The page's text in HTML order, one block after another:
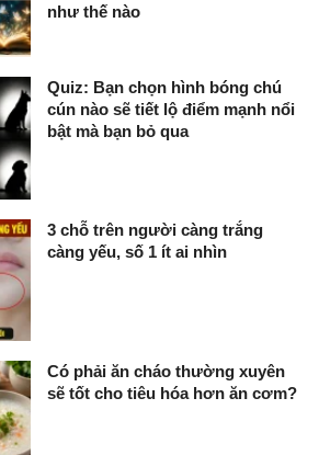
như thế nào
Quiz: Bạn chọn hình bóng chú
cún nào sẽ tiết lộ điểm mạnh nổi
bật mà bạn bỏ qua
3 chỗ trên người càng trắng
càng yếu, số 1 ít ai nhìn
Có phải ăn cháo thường xuyên
sẽ tốt cho tiêu hóa hơn ăn cơm?